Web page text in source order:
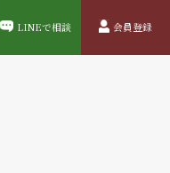
LINEで相談 会員登録